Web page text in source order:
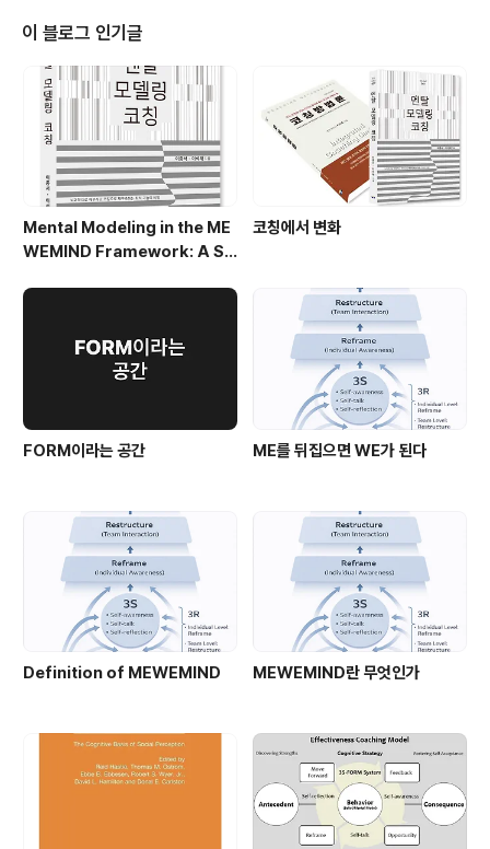
석재(2023). 현장중심 코칭심리학. 서울: 학지사.출처: htt
ps://coachall.tistory.com/1335 [코치올:티스토리]
이 블로그 인기글
Mental Modeling in the ME
WEMIND Framework: A Sy
tive and Relational Archite
코칭에서 변화
FORM이라는 공간 ME를 뒤집으면 WE가 된다
​Definition of MEWEMIND MEWEMIND란 무엇인가